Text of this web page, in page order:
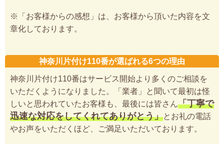
※「お客様からの感想」は、お客様から頂いた内容を文
章化しております。
神奈川片付け110番が選ばれる6つの理由
神奈川片付け110番はサービス開始より多くのご相談を
いただくようになりました。「業者」と聞いて最初は怪
しいと思われていたお客様も、最後には皆さん「丁寧で
迅速な対応をしてくれてありがとう」とお礼の電話
やお声をいただくほど、ご満足いただいております。